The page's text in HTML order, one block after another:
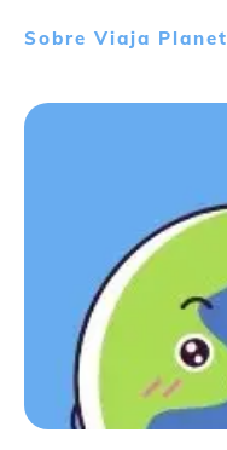
Sobre Viaja Planet